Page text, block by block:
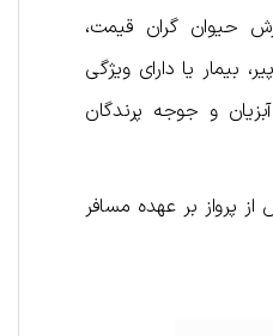
حیوان گران قیمت،
بیمار یا دارای ویژگی
و جوجه پرندگان
پرواز بر عهده مسافر